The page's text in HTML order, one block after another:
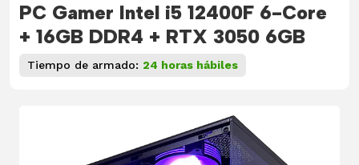
PC Gamer Intel i5 12400F 6-Core
+ 16GB DDR4 + RTX 3050 6GB
Tiempo de armado: 24 horas hábiles